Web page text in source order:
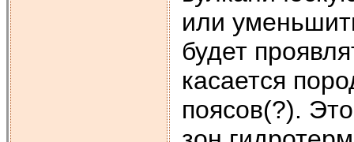
или
будет
касается
поясов(?).